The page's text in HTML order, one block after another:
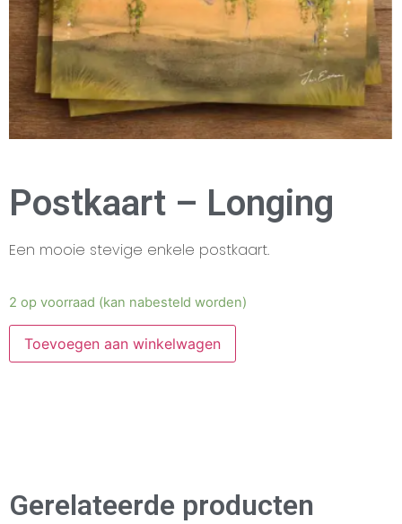
Postkaart – Longing
Een mooie stevige enkele postkaart.
2 op voorraad (kan nabesteld worden)
Toevoegen aan winkelwagen
Gerelateerde producten